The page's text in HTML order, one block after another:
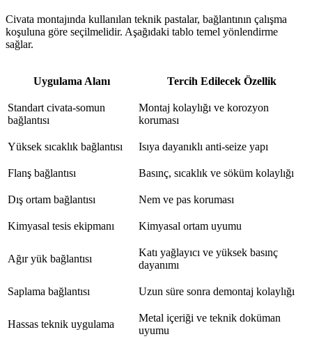
Civata montajında kullanılan teknik pastalar, bağlantının çalışma
koşuluna göre seçilmelidir. Aşağıdaki tablo temel yönlendirme
sağlar.
Uygulama Alanı Tercih Edilecek Özellik
Standart civata-somun
bağlantısı
Montaj kolaylığı ve korozyon
koruması
Yüksek sıcaklık bağlantısı Isıya dayanıklı anti-seize yapı
Flanş bağlantısı Basınç, sıcaklık ve söküm kolaylığı
Dış ortam bağlantısı Nem ve pas koruması
Kimyasal tesis ekipmanı Kimyasal ortam uyumu
Ağır yük bağlantısı
Katı yağlayıcı ve yüksek basınç
dayanımı
Saplama bağlantısı Uzun süre sonra demontaj kolaylığı
Hassas teknik uygulama
Metal içeriği ve teknik doküman
uyumu